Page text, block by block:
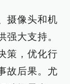
摄像头和机
强大支持。
策，优化行
故后果。尤